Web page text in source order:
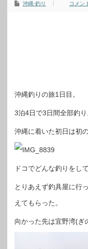
沖縄-釣り
コメン
沖縄釣りの旅1日目。
3泊4日で3日間全部釣り
沖縄に着いた初日は初
ドコでどんな釣りをし
とりあえず釣具屋に行
えてもらった。
向かった先は宜野湾(ぎ